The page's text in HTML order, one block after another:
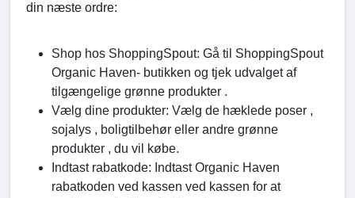
din næste ordre:
Shop hos ShoppingSpout: Gå til ShoppingSpout
Organic Haven- butikken og tjek udvalget af
tilgængelige grønne produkter .
Vælg dine produkter: Vælg de hæklede poser ,
sojalys , boligtilbehør eller andre grønne
produkter , du vil købe.
Indtast rabatkode: Indtast Organic Haven
rabatkoden ved kassen ved kassen for at